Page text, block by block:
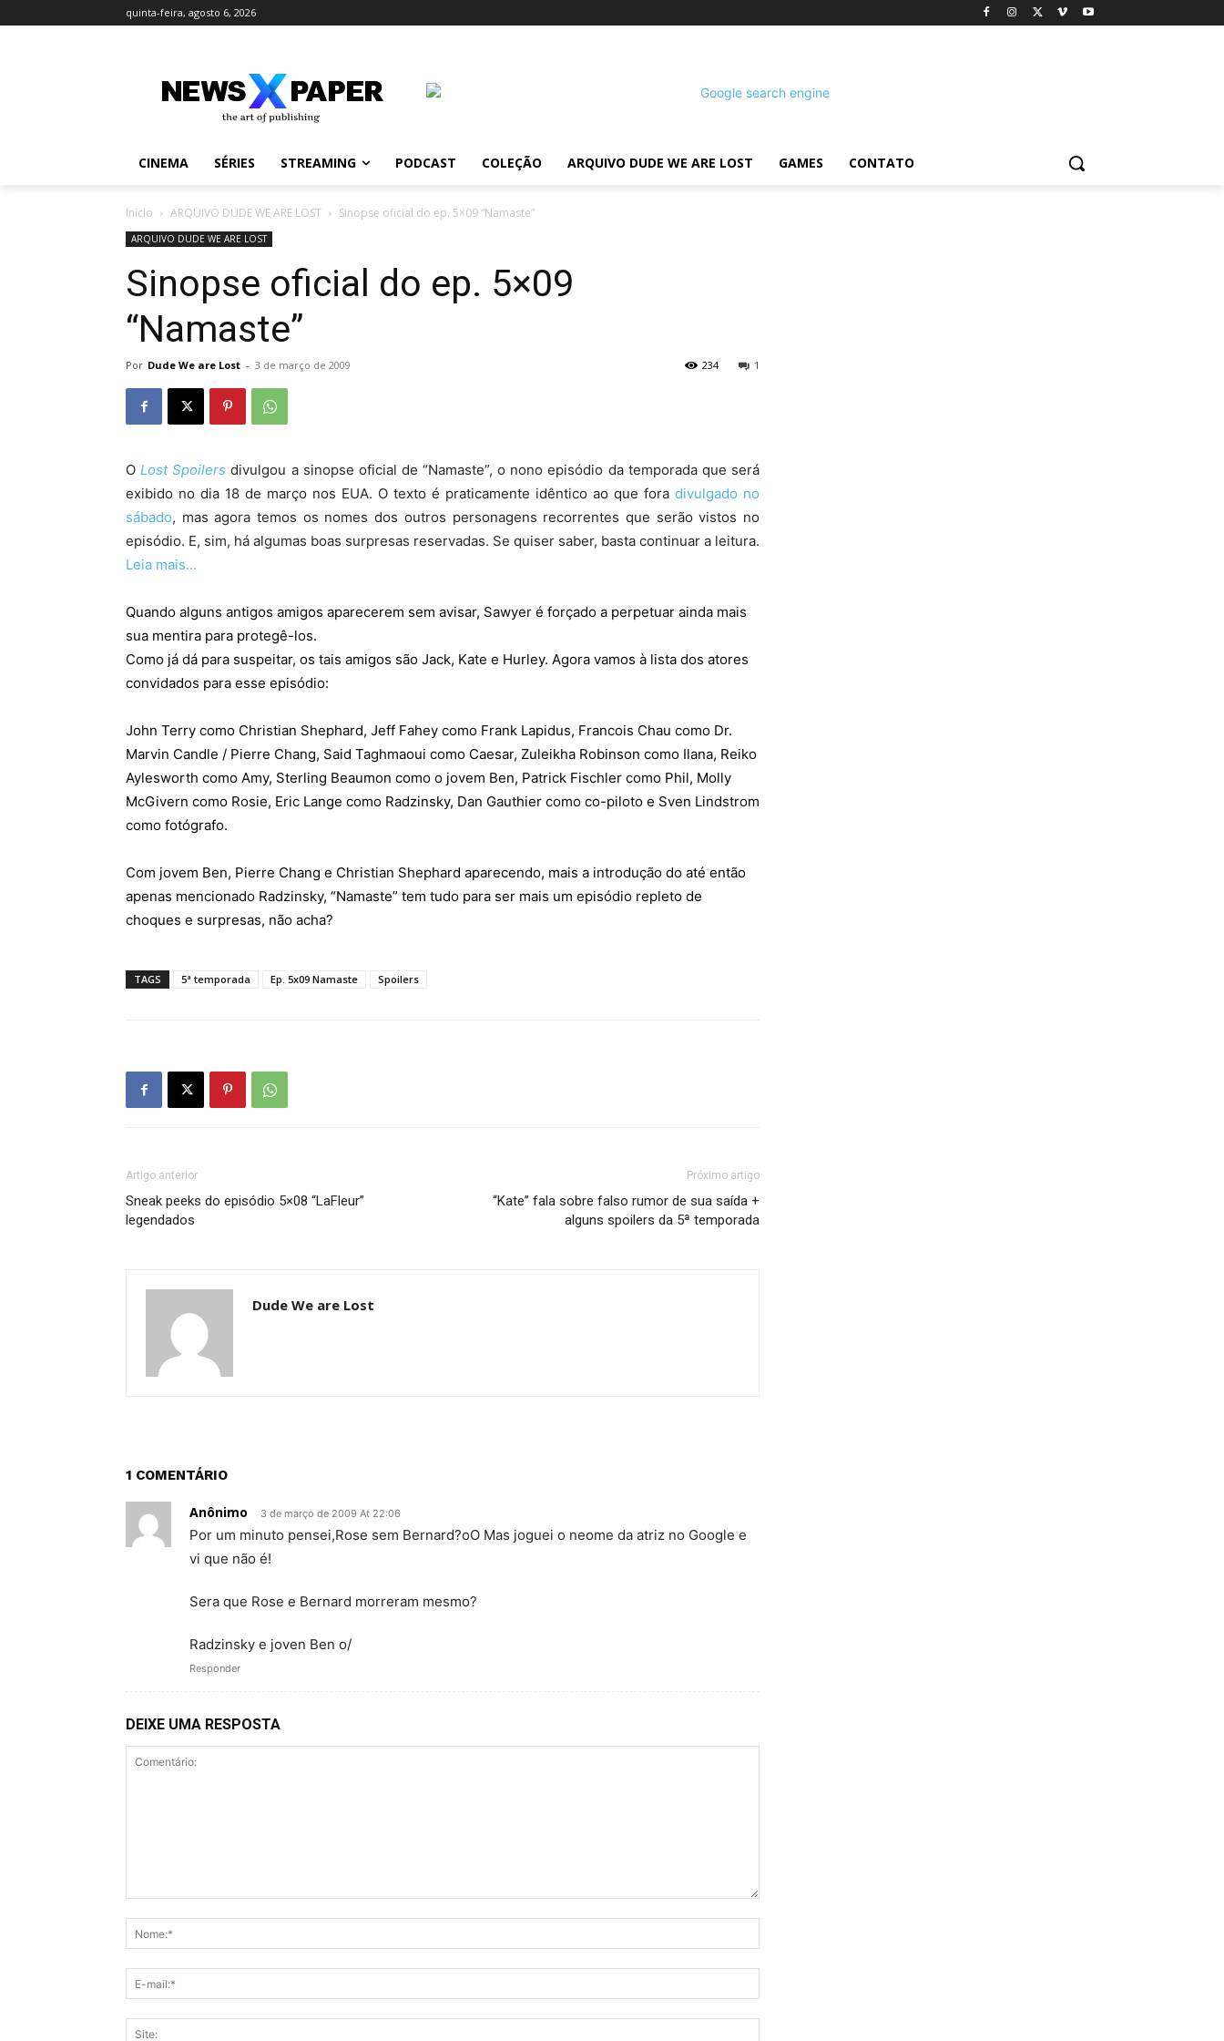
quinta-feira, agosto 6, 2026
CINEMA SÉRIES STREAMING PODCAST COLEÇÃO ARQUIVO DUDE WE ARE LOST GAMES CONTATO
Início ARQUIVO DUDE WE ARE LOST Sinopse oficial do ep. 5×09 “Namaste”
ARQUIVO DUDE WE ARE LOST
Sinopse oficial do ep. 5×09
“Namaste”
Por Dude We are Lost - 3 de março de 2009 1
234
OLost Spoilers divulgou a sinopse oficial de “Namaste”, o nono episódio da temporada que será
exibido no dia 18 de março nos EUA. O texto é praticamente idêntico ao que fora divulgado no
sábado, mas agora temos os nomes dos outros personagens recorrentes que serão vistos no
episódio. E, sim, há algumas boas surpresas reservadas. Se quiser saber, basta continuar a leitura.
Leia mais…
Quando alguns antigos amigos aparecerem sem avisar, Sawyer é forçado a perpetuar ainda mais
sua mentira para protegê-los.
Como já dá para suspeitar, os tais amigos são Jack, Kate e Hurley. Agora vamos à lista dos atores
convidados para esse episódio:
John Terry como Christian Shephard, Jeff Fahey como Frank Lapidus, Francois Chau como Dr.
Marvin Candle / Pierre Chang, Said Taghmaoui como Caesar, Zuleikha Robinson como Ilana, Reiko
Aylesworth como Amy, Sterling Beaumon como o jovem Ben, Patrick Fischler como Phil, Molly
McGivern como Rosie, Eric Lange como Radzinsky, Dan Gauthier como co-piloto e Sven Lindstrom
como fotógrafo.
Com jovem Ben, Pierre Chang e Christian Shephard aparecendo, mais a introdução do até então
apenas mencionado Radzinsky, “Namaste” tem tudo para ser mais um episódio repleto de
choques e surpresas, não acha?
TAGS 5ª temporada Ep. 5x09 Namaste Spoilers
Artigo anterior
Sneak peeks do episódio 5×08 “LaFleur”
legendados
Próximo artigo
“Kate” fala sobre falso rumor de sua saída +
alguns spoilers da 5ª temporada
Dude We are Lost
1 COMENTÁRIO
Anônimo 3 de março de 2009 At 22:06
Por um minuto pensei,Rose sem Bernard?oO Mas joguei o neome da atriz no Google e
vi que não é!
Sera que Rose e Bernard morreram mesmo?
Radzinsky e joven Ben o/
Responder
DEIXE UMA RESPOSTA